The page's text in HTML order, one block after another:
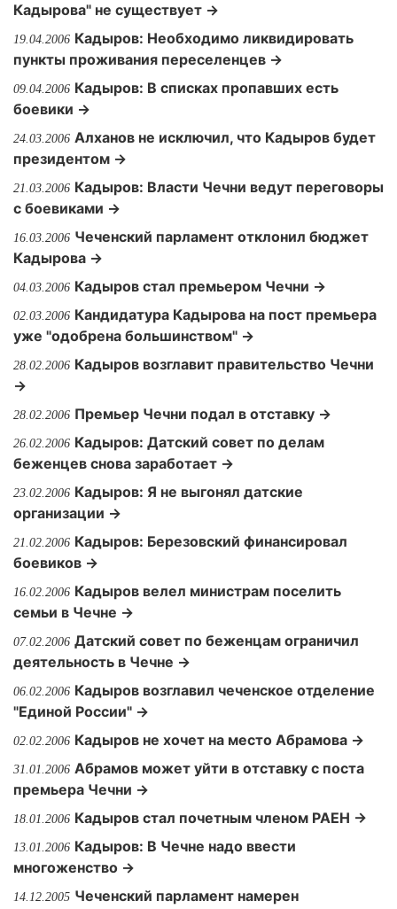
Кадырова" не существует →
19.04.2006 Кадыров: Необходимо ликвидировать
пункты проживания переселенцев →
09.04.2006 Кадыров: В списках пропавших есть
боевики →
24.03.2006 Алханов не исключил, что Кадыров будет
президентом →
21.03.2006 Кадыров: Власти Чечни ведут переговоры
с боевиками →
16.03.2006 Чеченский парламент отклонил бюджет
Кадырова →
04.03.2006 Кадыров стал премьером Чечни →
02.03.2006 Кандидатура Кадырова на пост премьера
уже "одобрена большинством" →
28.02.2006 Кадыров возглавит правительство Чечни
→
28.02.2006 Премьер Чечни подал в отставку →
26.02.2006 Кадыров: Датский совет по делам
беженцев снова заработает →
23.02.2006 Кадыров: Я не выгонял датские
организации →
21.02.2006 Кадыров: Березовский финансировал
боевиков →
16.02.2006 Кадыров велел министрам поселить
семьи в Чечне →
07.02.2006 Датский совет по беженцам ограничил
деятельность в Чечне →
06.02.2006 Кадыров возглавил чеченское отделение
"Единой России" →
02.02.2006 Кадыров не хочет на место Абрамова →
31.01.2006 Абрамов может уйти в отставку с поста
премьера Чечни →
18.01.2006 Кадыров стал почетным членом РАЕН →
13.01.2006 Кадыров: В Чечне надо ввести
многоженство →
14.12.2005 Чеченский парламент намерен